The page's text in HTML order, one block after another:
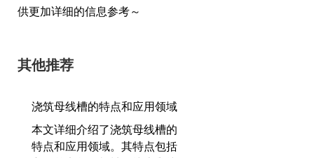
供更加详细的信息参考～
其他推荐
浇筑母线槽的特点和应用领域
本文详细介绍了浇筑母线槽的
特点和应用领域。其特点包括